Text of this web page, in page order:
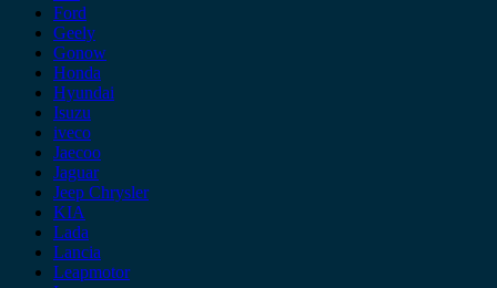
Ford
Geely
Gonow
Honda
Hyundai
Isuzu
iveco
Jaecoo
Jaguar
Jeep Chrysler
KIA
Lada
Lancia
Leapmotor